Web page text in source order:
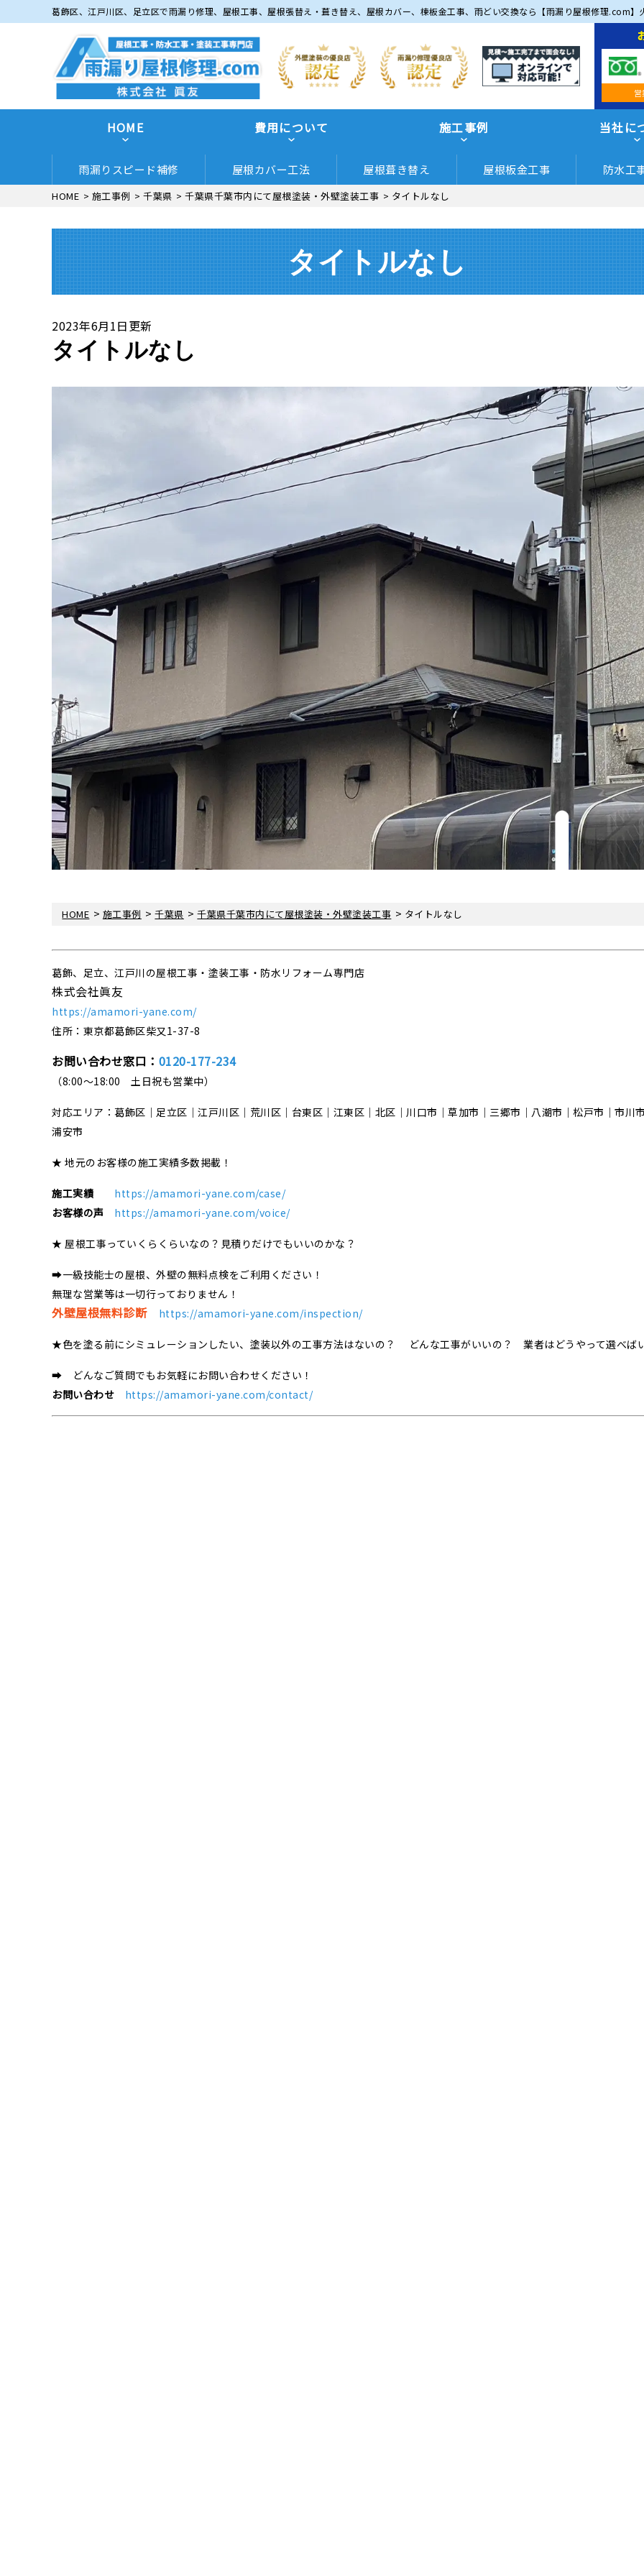
葛飾区、江戸川区、足立区で雨漏り修理、屋根工事、屋根張替え・葺き替え、屋根カバー、棟板金工事、雨どい交換なら【雨漏り屋根修理.com】
HOME 費用について 施工事例 当社に
雨漏りスピード補修 屋根カバー工法 屋根葺き替え 屋根板金工事 防水工
HOME > 施工事例 > 千葉県 > 千葉県千葉市内にて屋根塗装・外壁塗装工事 > タイトルなし
タイトルなし
2023年6月1日更新
タイトルなし
HOME > 施工事例 >千葉県 >千葉県千葉市内にて屋根塗装・外壁塗装工事 > タイトルなし
葛飾、足立、江戸川の屋根工事・塗装工事・防水リフォーム専門店
株式会社眞友
https://amamori-yane.com/
住所：東京都葛飾区柴又1-37-8
お問い合わせ窓口： 0120-177-234
（8:00～18:00 土日祝も営業中）
対応エリア：葛飾区｜足立区｜江戸川区｜荒川区｜台東区｜江東区｜北区｜川口市｜草加市｜三郷市｜八潮市｜松⼾市｜市川
浦安市
★ 地元のお客様の施工実績多数掲載！
施工実績
https://amamori-yane.com/case/
お客様の声
https://amamori-yane.com/voice/
★ 屋根工事っていくらくらいなの？見積りだけでもいいのかな？
➡一級技能士の屋根、外壁の無料点検をご利用ください！
無理な営業等は一切行っておりません！
外壁屋根無料診断 https://amamori-yane.com/inspection/
★色を塗る前にシミュレーションしたい、塗装以外の工事方法はないの？ どんな工事がいいの？ 業者はどうやって選べば
➡ どんなご質問でもお気軽にお問い合わせください！
お問い合わせ
https://amamori-yane.com/contact/